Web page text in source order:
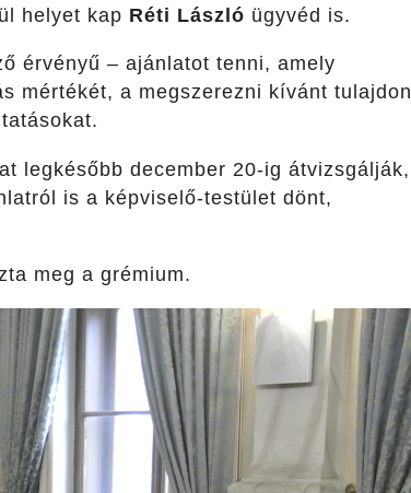
helyet kap Réti László ügyvéd is.
érvényű – ajánlatot tenni, amely
mértékét, a megszerezni kívánt
legkésőbb december 20-ig átvizsgálják,
is a képviselő-testület dönt,
meg a grémium.